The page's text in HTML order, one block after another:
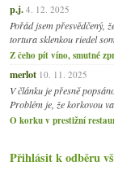
p.j. 4. 12. 2025
Pořád jsem přesvědčený,
tortura sklenkou riedel
Z čeho pít víno, smutné
merlot 10. 11. 2025
V článku je přesně
Problém je, že korkovou
O korku v prestižní
Přihlásit k odběru